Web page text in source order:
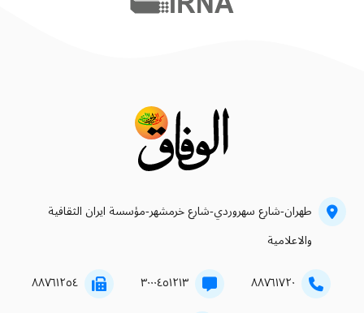
طهران-شارع سهروردي-شارع خرمشهر-مؤسسة ايران الثقافية
والاعلامية
۸۸۷٦۱۷۲۰ ۳۰۰۰٤٥۱۲۱۳ ۸۸۷٦۱۲٥٤